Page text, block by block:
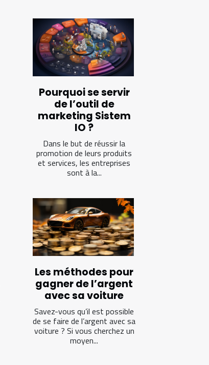
Pourquoi se servir
de l’outil de
marketing Sistem
IO ?
Dans le but de réussir la
promotion de leurs produits
et services, les entreprises
sont à la...
Les méthodes pour
gagner de l’argent
avec sa voiture
Savez-vous qu’il est possible
de se faire de l’argent avec sa
voiture ? Si vous cherchez un
moyen...